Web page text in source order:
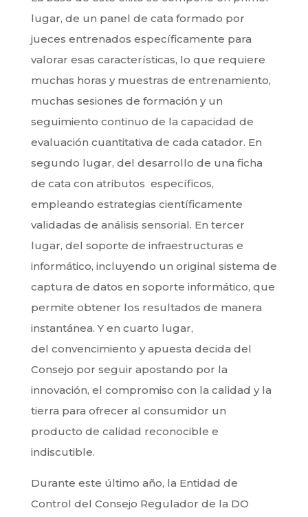
lugar, de un panel de cata formado por
jueces entrenados específicamente para
valorar esas características, lo que requiere
muchas horas y muestras de entrenamiento,
muchas sesiones de formación y un
seguimiento continuo de la capacidad de
evaluación cuantitativa de cada catador. En
segundo lugar, del desarrollo de una ficha
de cata con atributos específicos,
empleando estrategias científicamente
validadas de análisis sensorial. En tercer
lugar, del soporte de infraestructuras e
informático, incluyendo un original sistema de
captura de datos en soporte informático, que
permite obtener los resultados de manera
instantánea. Y en cuarto lugar,
del convencimiento y apuesta decida del
Consejo por seguir apostando por la
innovación, el compromiso con la calidad y la
tierra para ofrecer al consumidor un
producto de calidad reconocible e
indiscutible.
Durante este último año, la Entidad de
Control del Consejo Regulador de la DO